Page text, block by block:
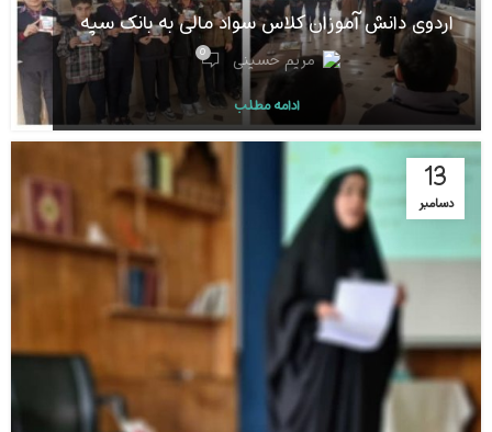
اردوی دانش آموزان کلاس سواد مالی به بانک سپه
مریم حسینی 0
ادامه مطلب
13
دسامبر